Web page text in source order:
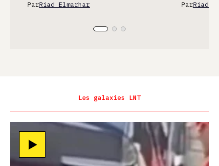
ParRiad Elmarhar
ParRiad
Les galaxies LNT